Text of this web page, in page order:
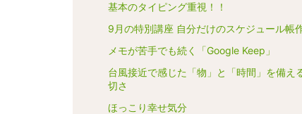
基本のタイピング重視！！
9月の特別講座 自分だけのスケジュール帳
メモが苦手でも続く「Google Keep」
台風接近で感じた「物」と「時間」を備え
切さ
ほっこり幸せ気分